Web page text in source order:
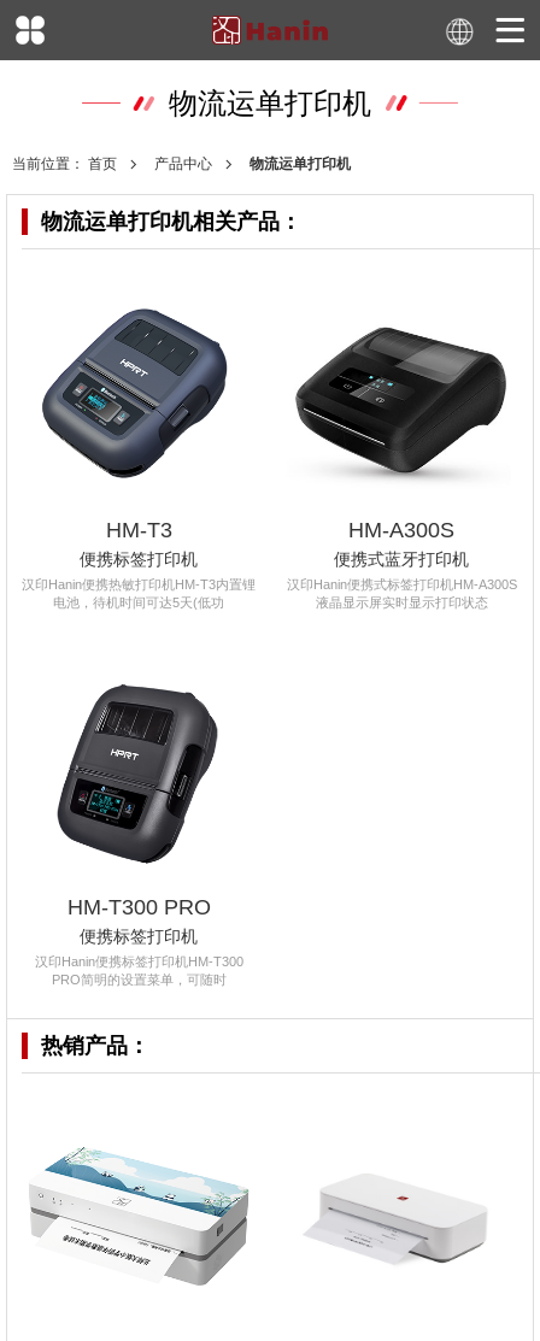
物流运单打印机
当前位置： 首页 产品中心 物流运单打印机
物流运单打印机相关产品：
HM-T3
便携标签打印机
汉印Hanin便携热敏打印机HM-T3内置锂
电池，待机时间可达5天(低功
HM-A300S
便携式蓝牙打印机
汉印Hanin便携式标签打印机HM-A300S
液晶显示屏实时显示打印状态
HM-T300 PRO
便携标签打印机
汉印Hanin便携标签打印机HM-T300
PRO简明的设置菜单，可随时
热销产品：